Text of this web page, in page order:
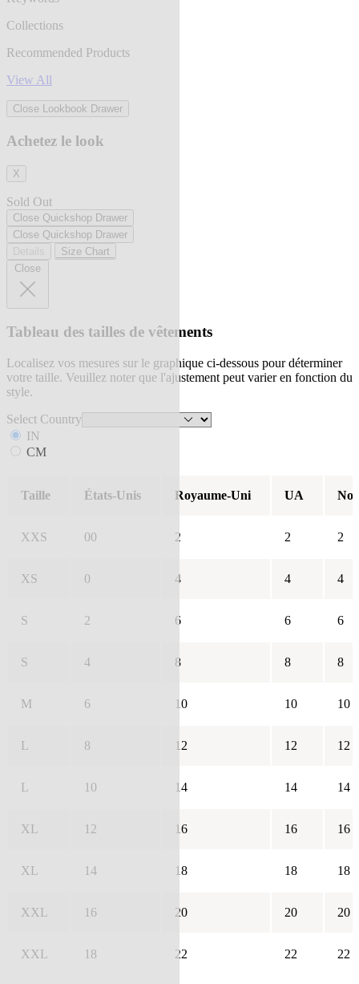
Collections
Recommended Products
View All
Close Lookbook Drawer
Achetez le look
X
Sold Out
Close Quickshop Drawer
Close Quickshop Drawer
Size Chart
Close
Tableau des tailles de vêtements
Localisez vos mesures sur le graphique ci-dessous pour déterminer
votre taille. Veuillez noter que l'ajustement peut varier en fonction du
style.
Select Country
IN
CM
Taille États-Unis Royaume-Uni UA
XXS 00 2 2 2
XS 0 4 4 4
S 2 6 6 6
S 4 8 8 8
M 6 10 10 10
L 8 12 12 12
L 10 14 14 14
XL 12 16 16 16
XL 14 18 18 18
XXL 16 20 20 20
XXL 18 22 22 22